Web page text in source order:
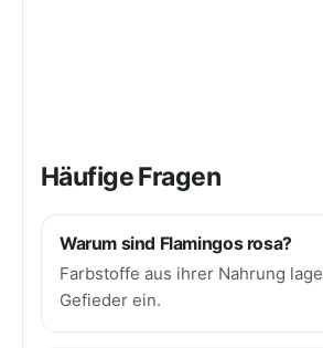
Häufige Fragen
Warum sind Flamingos rosa?
Farbstoffe aus ihrer Nahrung
Gefieder ein.